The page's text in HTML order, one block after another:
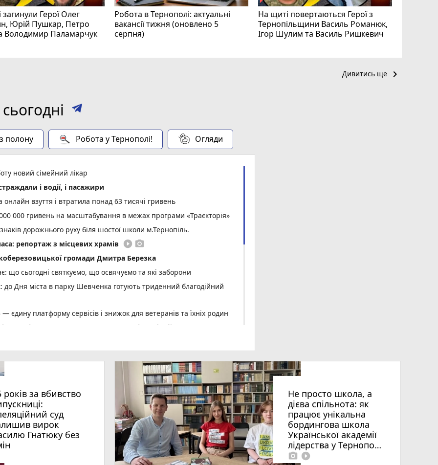
загинули Герої Олег
Юрій Пушкар, Петро
Володимир Паламарчук
Робота в Тернополі: актуальні
вакансії тижня (оновлено 5
серпня)
На щиті повертаються Герої з
Тернопільщини Василь Романюк,
Ігор Шулим та Василь Ришкевич
Дивитись ще keyboard_arrow_right
полону Робота у Тернополі! Огляди
новий сімейний лікар
і водії, і пасажири
взуття і втратила понад 63 тисячі гривень
000 гривень на масштабування в межах програми «Траєкторія»
дорожнього руху біля шостої школи м.Тернопіль.
репортаж з місцевих храмів play_circle_filled photo_camera
громади Дмитра Березка
що сьогодні святкуємо, що освячуємо та які заборони
Дня міста в парку Шевченка готують триденний благодійний
єдину платформу сервісів і знижок для ветеранів та їхніх родин
може отримати ваучер та які професії можна
електроенергії для підприємств
у консульства без військово-облікових документів
суд залишив вирок Василю Гнатюку без змін
озимих під урожай 2027 року (новини компаній)
потерпілого з понівеченого авто
photo_camera
Народження: вітають усім фейсбуком, пишіть побажання і ви
років за вбивство
суд
вирок
Гнатюку без
Не просто школа, а
дієва спільнота: як
працює унікальна
бордингова школа
Української академії
лідерства у Тернополі
photo_camera play_circle_filled